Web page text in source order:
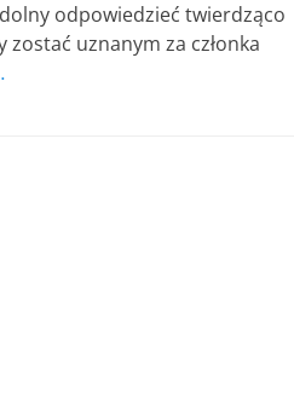
odpowiedzieć twierdząco
uznanym za członka